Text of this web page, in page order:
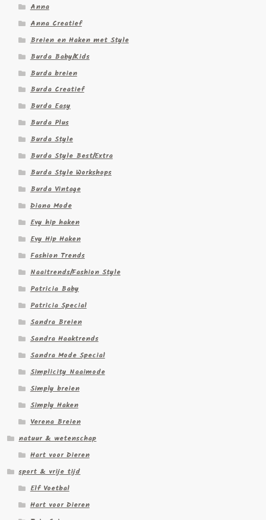
Anna
Anna Creatief
Breien en Haken met Style
Burda Baby/Kids
Burda breien
Burda Creatief
Burda Easy
Burda Plus
Burda Style
Burda Style Best/Extra
Burda Style Workshops
Burda Vintage
Diana Mode
Evy hip haken
Evy Hip Haken
Fashion Trends
Naaitrends/Fashion Style
Patricia Baby
Patricia Special
Sandra Breien
Sandra Haaktrends
Sandra Mode Special
Simplicity Naaimode
Simply breien
Simply Haken
Verena Breien
natuur & wetenschap
Hart voor Dieren
sport & vrije tijd
Elf Voetbal
Hart voor Dieren